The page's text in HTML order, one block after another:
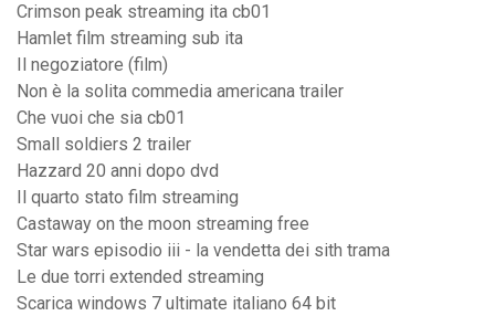
Crimson peak streaming ita cb01
Hamlet film streaming sub ita
Il negoziatore (film)
Non è la solita commedia americana trailer
Che vuoi che sia cb01
Small soldiers 2 trailer
Hazzard 20 anni dopo dvd
Il quarto stato film streaming
Castaway on the moon streaming free
Star wars episodio iii - la vendetta dei sith trama
Le due torri extended streaming
Scarica windows 7 ultimate italiano 64 bit